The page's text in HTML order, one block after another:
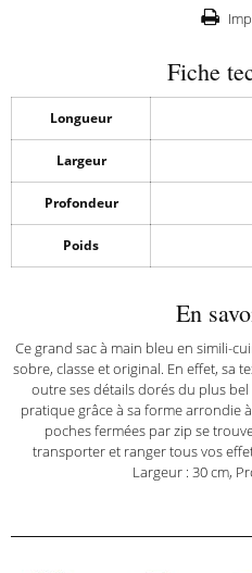
Fiche
Longueur
Largeur
Profondeur
Poids
En
Ce grand sac à main bleu en simili-
sobre, classe et original. En effet, sa
outre ses détails dorés du plus
pratique grâce à sa forme arrondie
poches fermées par zip se
transporter et ranger tous vos
Largeur : 30 cm,